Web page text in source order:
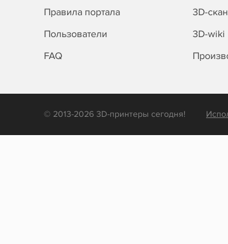
Правила портала
Пользователи
FAQ
3D-
3D-wiki
© 2013-2026 3D-принтеры сегодня!